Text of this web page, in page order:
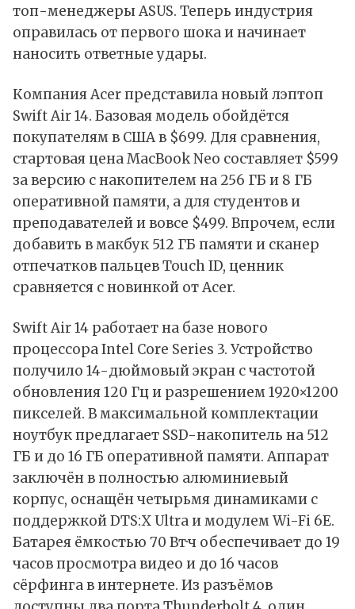
топ-менеджеры ASUS. Теперь индустрия
оправилась от первого шока и начинает
наносить ответные удары.
Компания Acerпредставилановый лэптоп
Swift Air 14. Базовая модель обойдётся
покупателям в США в $699. Для сравнения,
стартовая цена MacBook Neo составляет $599
за версию с накопителем на 256 ГБ и 8 ГБ
оперативной памяти, а для студентов и
преподавателей и вовсе $499. Впрочем, если
добавить в макбук 512 ГБ памяти и сканер
отпечатков пальцев Touch ID, ценник
сравняется с новинкой от Acer.
Swift Air 14 работает на базе нового
процессора Intel Core Series 3. Устройство
получило 14-дюймовый экран с частотой
обновления 120 Гц и разрешением 1920×1200
пикселей. В максимальной комплектации
ноутбук предлагает SSD-накопитель на 512
ГБ и до 16 ГБ оперативной памяти. Аппарат
заключён в полностью алюминиевый
корпус, оснащён четырьмя динамиками с
поддержкой DTS:X Ultra и модулем Wi-Fi 6E.
Батарея ёмкостью 70 Вт·ч обеспечивает до 19
часов просмотра видео и до 16 часов
сёрфинга в интернете. Из разъёмов